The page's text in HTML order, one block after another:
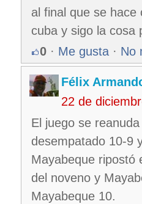
al final que se
cuba y sigo la cosa
0 · Me gusta · No
Félix
22 de
El juego se
desempatado 10-9
Mayabeque ripostó
del noveno y
Mayabeque 10.